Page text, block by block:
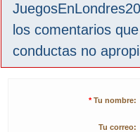
los comentarios
conductas no
* Tu nombre:
Tu correo: